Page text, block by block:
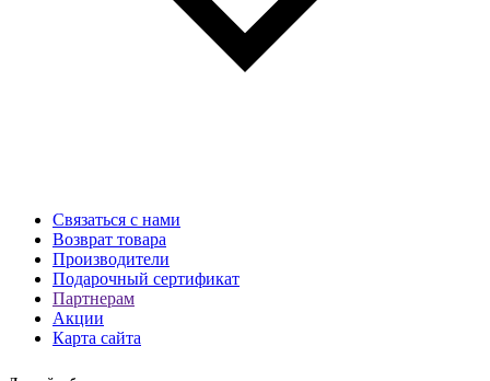
Связаться с нами
Возврат товара
Производители
Подарочный сертификат
Партнерам
Акции
Карта сайта